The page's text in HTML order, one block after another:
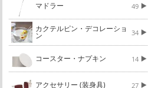
マドラー 49
カクテルピン・デコレーショ
ン 34
コースター・ナプキン 14
アクセサリー (装身具) 27